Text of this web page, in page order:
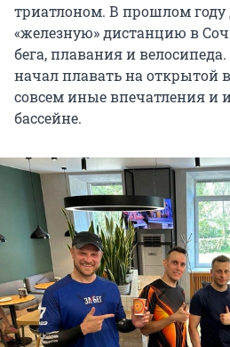
триатлоном. В прошлом
«железную» дистанцию в
бега, плавания и
начал плавать на открытой
совсем иные впечатления и
бассейне.